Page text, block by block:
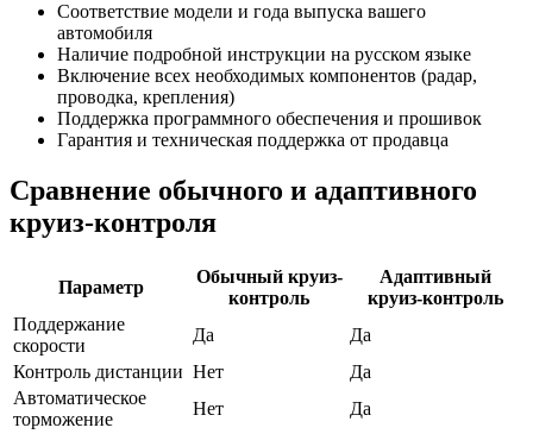
Соответствие модели и года выпуска вашего
автомобиля
Наличие подробной инструкции на русском языке
Включение всех необходимых компонентов (радар,
проводка, крепления)
Поддержка программного обеспечения и прошивок
Гарантия и техническая поддержка от продавца
Сравнение обычного и адаптивного
круиз-контроля
Параметр
Обычный круиз-
контроль
Адаптивный
круиз-контроль
Поддержание
скорости
Да
Да
Контроль дистанции Нет
Да
Автоматическое
торможение
Нет
Да